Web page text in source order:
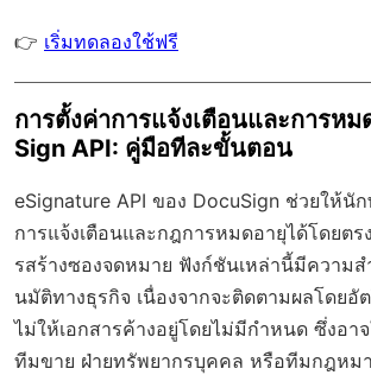
👉 เริ่มทดลองใช้ฟรี
การตั้งค่าการแจ้งเตือนและการห
Sign API: คู่มือทีละขั้นตอน
eSignature API ของ DocuSign ช่วยให้นั
การแจ้งเตือนและกฎการหมดอายุได้โดยตร
รสร้างซองจดหมาย ฟังก์ชันเหล่านี้มีความ
นมัติทางธุรกิจ เนื่องจากจะติดตามผลโดย
ไม่ให้เอกสารค้างอยู่โดยไม่มีกำหนด ซึ่งอา
ทีมขาย ฝ่ายทรัพยากรบุคคล หรือทีมกฎหมา